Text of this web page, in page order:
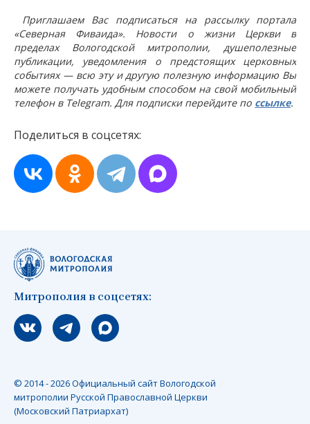
Приглашаем Вас подписаться на рассылку портала
«Северная Фиваида». Новости о жизни Церкви в
пределах Вологодской митрополии, душеполезные
публикации, уведомления о предстоящих церковных
событиях — всю эту и другую полезную информацию Вы
можете получать удобным способом на свой мобильный
телефон в Telegram. Для подписки перейдите по ссылке.
Поделиться в соцсетях:
Митрополия в соцсетях:
Мы вконтакте
Мы в telegram
Мы в Макс
© 2014 - 2026 Официальный сайт Вологодской
митрополии Русской Православной Церкви
(Московский Патриархат)